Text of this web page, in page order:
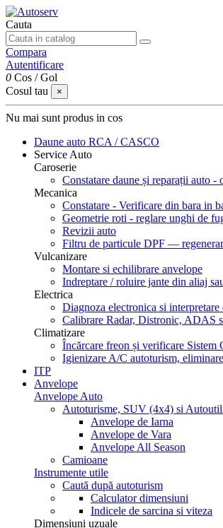
Cauta
Compara
Autentificare
0 Cos /Gol
Cosul tau
×
Nu mai sunt produs in cos
Daune auto RCA / CASCO
Service Auto
Caroserie
Constatare daune și reparații auto
Mecanica
Constatare - Verificare din bara in
Geometrie roti - reglare unghi de
Revizii auto
Filtru de particule DPF —
Vulcanizare
Montare si echilibrare anvelope
Indreptare / roluire jante din aliaj
Electrica
Diagnoza electronica si
Calibrare Radar, Distronic, ADAS
Climatizare
Încărcare freon și verificare Sistem
Igienizare A/C autoturism,
ITP
Anvelope
Anvelope Auto
Autoturisme, SUV (4x4) si
Anvelope de Iarna
Anvelope de Vara
Anvelope All Season
Camioane
Instrumente utile
Caută după autoturism
Calculator dimensiuni
Indicele de sarcina si viteza
Dimensiuni uzuale